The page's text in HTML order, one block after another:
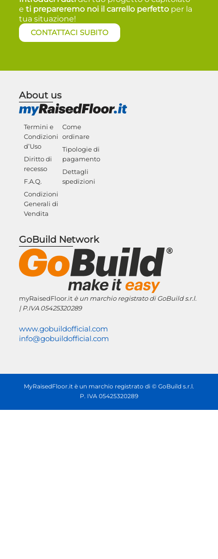
eti prepareremo noi il carrello perfetto per la
tua situazione!
CONTATTACI SUBITO
About us
Termini e
Condizioni
d’Uso
Diritto di
recesso
F.A.Q.
Condizioni
Generali di
Vendita
Come
ordinare
Tipologie di
pagamento
Dettagli
spedizioni
GoBuild Network
myRaisedFloor.it è un marchio registratodi GoBuild s.r.l.
| P.IVA 05425320289
www.gobuildofficial.com
info@gobuildofficial.com
MyRaisedFloor.it è un marchio registrato di © GoBuild s.r.l.
P. IVA 05425320289